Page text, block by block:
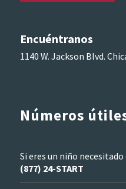
Encuéntranos
1140 W. Jackson Blvd.
Números
Si eres un niño
(877) 24-START